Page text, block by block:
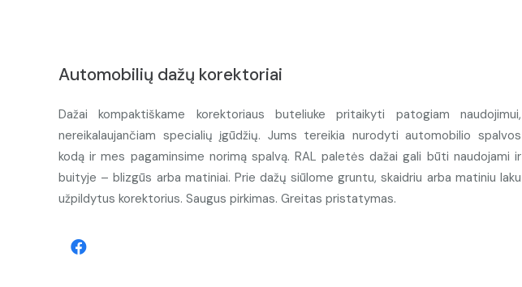
Automobilių dažų korektoriai
Dažai kompaktiškame korektoriaus buteliuke pritaikyti patogiam naudojimui,
nereikalaujančiam specialių įgūdžių. Jums tereikia nurodyti automobilio spalvos
kodą ir mes pagaminsime norimą spalvą. RAL paletės dažai gali būti naudojami ir
buityje – blizgūs arba matiniai. Prie dažų siūlome gruntu, skaidriu arba matiniu laku
užpildytus korektorius. Saugus pirkimas. Greitas pristatymas.